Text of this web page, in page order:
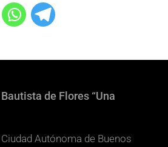
de Flores “Una
Ciudad Autónoma de Buenos